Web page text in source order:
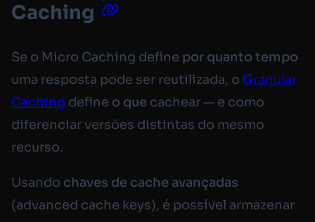
Caching
Se o Micro Caching define por quanto tempo
uma resposta pode ser reutilizada, o Granular
Caching define o que cachear — e como
diferenciar versões distintas do mesmo
recurso.
Usando chaves de cache avançadas
(advanced cache keys), é possível armazenar